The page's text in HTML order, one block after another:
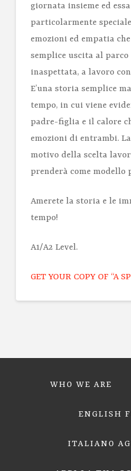
giornata insieme ed
particolarmente
emozioni ed empatia
semplice uscita al parco
inaspettata, a lavoro
E’una storia semplice
tempo, in cui viene
padre-figlia e il calore
emozioni di entrambi.
motivo della scelta
prenderà come modello
Amerete la storia e le
tempo!
A1/A2 Level.
GET YOUR COPY OF “A
WHO WE ARE
ENGLISH
ITALIANO